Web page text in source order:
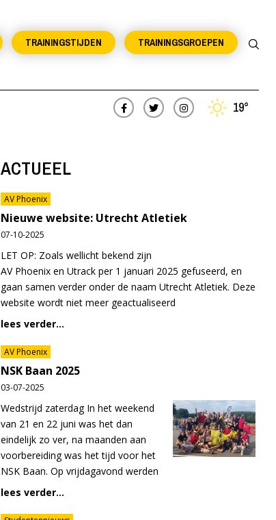
TRAININGSGROEPEN
TRAININGSTIJDEN
19°
ACTUEEL
AV Phoenix
Nieuwe website: Utrecht Atletiek
07-10-2025
LET OP: Zoals wellicht bekend zijn
AV Phoenix en Utrack per 1 januari 2025 gefuseerd, en
gaan samen verder onder de naam Utrecht Atletiek. Deze
website wordt niet meer geactualiseerd
lees verder...
AV Phoenix
NSK Baan 2025
03-07-2025
Wedstrijd zaterdag In het weekend
van 21 en 22 juni was het dan
eindelijk zo ver, na maanden aan
voorbereiding was het tijd voor het
NSK Baan. Op vrijdagavond werden
lees verder...